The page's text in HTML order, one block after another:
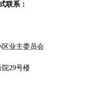
联系：
业主委员会
院29号楼